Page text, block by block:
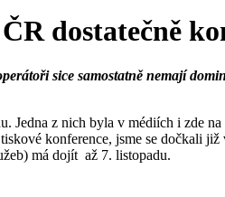
dostatečně
sice samostatně nemají
z nich byla v médiích i zde
konference, jsme se dočkali
má dojít až 7. listopadu.